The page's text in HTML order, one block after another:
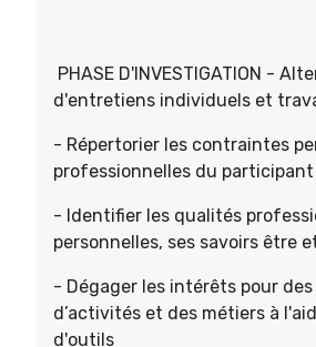
PHASE D'INVESTIGATION -
d'entretiens individuels et
- Répertorier les contraintes
professionnelles du participant
- Identifier les qualités
personnelles, ses savoirs être
- Dégager les intérêts pour
d’activités et des métiers à
d'outils